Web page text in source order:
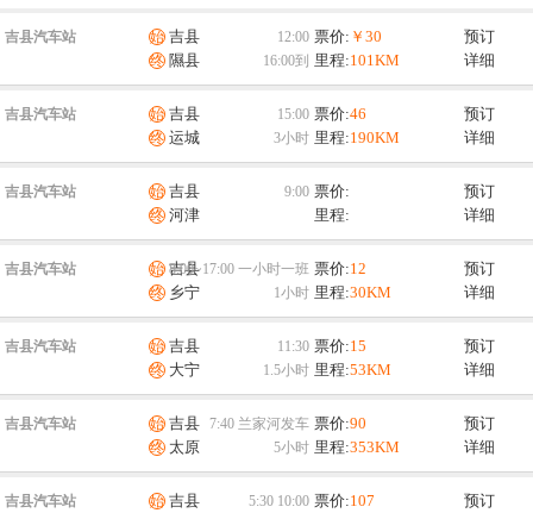
吉县汽车站
吉县
隰县
票价: ￥30
里程:101KM
预订
详细
吉县汽车站
吉县
运城
票价:46
里程:190KM
预订
详细
吉县汽车站
吉县
河津
票价:
里程:
预订
详细
吉县汽车站
吉县
乡宁
票价:12
里程:30KM
预订
详细
吉县汽车站
吉县
大宁
票价:15
里程:53KM
预订
详细
吉县汽车站
吉县
太原
票价:90
里程:353KM
预订
详细
吉县汽车站 吉县 票价:107 预订